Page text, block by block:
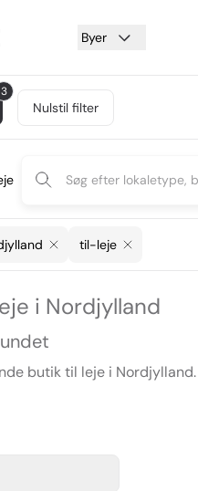
Byer
3
Nulstil filter
til-leje
i Nordjylland
butik til leje i Nordjylland.